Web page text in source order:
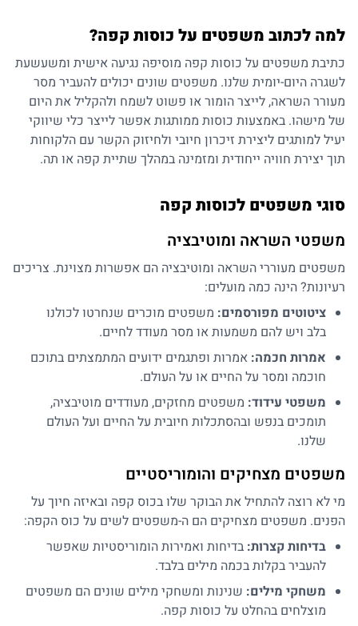
למה לכתוב משפטים על כוסות קפה?
כתיבת משפטים על כוסות קפה מוסיפה נגיעה אישית ומשעשעת
לשגרה היום-יומית שלנו. משפטים שונים יכולים להעביר מסר
מעורר השראה, לייצר הומור או פשוט לשמח ולהקליל את היום
של מישהו. באמצעות כוסות ממותגותאפשר לייצר כלי שיווקי
יעיל למותגים ליצירת זיכרון חיובי ולחיזוק הקשר עם הלקוחות
תוך יצירת חוויה ייחודית ומזמינה במהלך שתיית קפה או תה.
סוגי משפטים לכוסות קפה
משפטי השראה ומוטיבציה
משפטים מעוררי השראה ומוטיבציה הם אפשרות מצוינת. צריכים
רעיונות? הינה כמה מועלים:
ציטוטים מפורסמים: משפטים מוכרים שנחרטו לכולנו
בלב ויש להם משמעות או מסר מעודד לחיים.
אמרות חכמה: אמרות ופתגמים ידועים המתמצתים בתוכם
חוכמה ומסר על החיים או על העולם.
משפטי עידוד: משפטים מחזקים, מעודדים מוטיבציה,
תומכים בנפש ובהסתכלות חיובית על החיים ועל העולם
שלנו.
משפטים מצחיקים והומוריסטיים
מי לא רוצה להתחיל את הבוקר שלו בכוס קפה ובאיזה חיוך על
הפנים. משפטים מצחיקים הם ה-משפטים לשים על כוס הקפה:
בדיחות קצרות: בדיחות ואמירות הומוריסטיות שאפשר
להעביר בקלות בכמה מילים בלבד.
משחקי מילים: שנינות ומשחקי מילים שונים הם משפטים
מוצלחים בהחלט על כוסות קפה.